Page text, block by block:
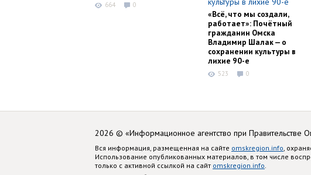
664 0
«Всё, что мы создали,
работает»: Почётный
гражданин Омска
Владимир Шалак — о
сохранении культуры в
лихие 90-е
523 0
2026 © «Информационное агентство при Правительстве
Вся информация, размещенная на сайте omskregion.info ,
Использование опубликованных материалов, в том числе
только с активной ссылкой на сайт omskregion.info